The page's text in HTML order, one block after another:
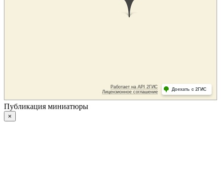
Публикация миниатюры
×